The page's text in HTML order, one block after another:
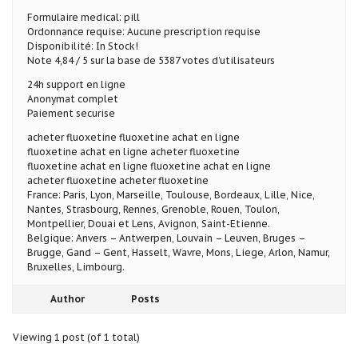
Formulaire medical: pill
Ordonnance requise: Aucune prescription requise
Disponibilité: In Stock!
Note 4,84 / 5 sur la base de 5387 votes d’utilisateurs
24h support en ligne
Anonymat complet
Paiement securise
acheter fluoxetine fluoxetine achat en ligne
fluoxetine achat en ligne acheter fluoxetine
fluoxetine achat en ligne fluoxetine achat en ligne
acheter fluoxetine acheter fluoxetine
France: Paris, Lyon, Marseille, Toulouse, Bordeaux, Lille, Nice,
Nantes, Strasbourg, Rennes, Grenoble, Rouen, Toulon,
Montpellier, Douai et Lens, Avignon, Saint-Etienne.
Belgique: Anvers – Antwerpen, Louvain – Leuven, Bruges –
Brugge, Gand – Gent, Hasselt, Wavre, Mons, Liege, Arlon, Namur,
Bruxelles, Limbourg.
Author Posts
Viewing 1 post (of 1 total)